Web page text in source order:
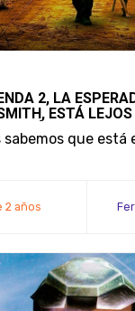
2, LA
ESTÁ
sabemos que está
2 años